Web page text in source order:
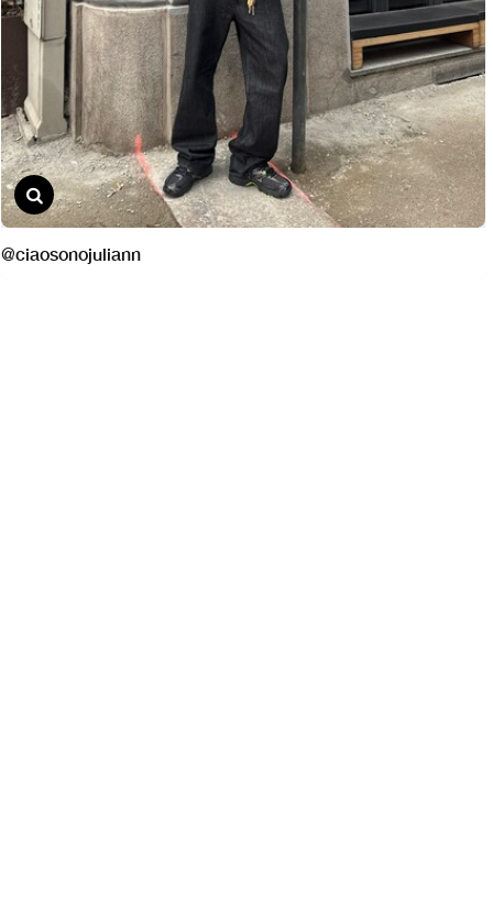
@ciaosonojuliann